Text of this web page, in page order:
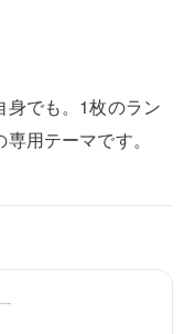
でも。1枚のラン
用テーマです。